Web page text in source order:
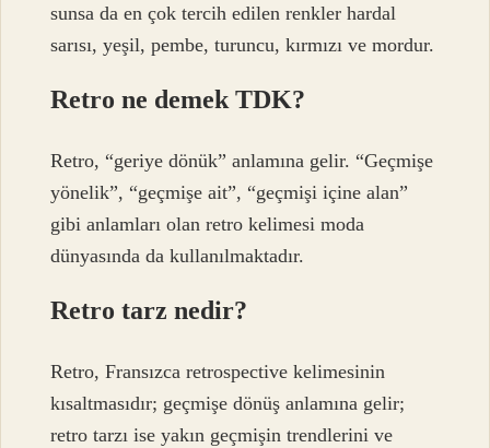
sunsa da en çok tercih edilen renkler hardal
sarısı, yeşil, pembe, turuncu, kırmızı ve mordur.
Retro ne demek TDK?
Retro, “geriye dönük” anlamına gelir. “Geçmişe
yönelik”, “geçmişe ait”, “geçmişi içine alan”
gibi anlamları olan retro kelimesi moda
dünyasında da kullanılmaktadır.
Retro tarz nedir?
Retro, Fransızca retrospective kelimesinin
kısaltmasıdır; geçmişe dönüş anlamına gelir;
retro tarzı ise yakın geçmişin trendlerini ve